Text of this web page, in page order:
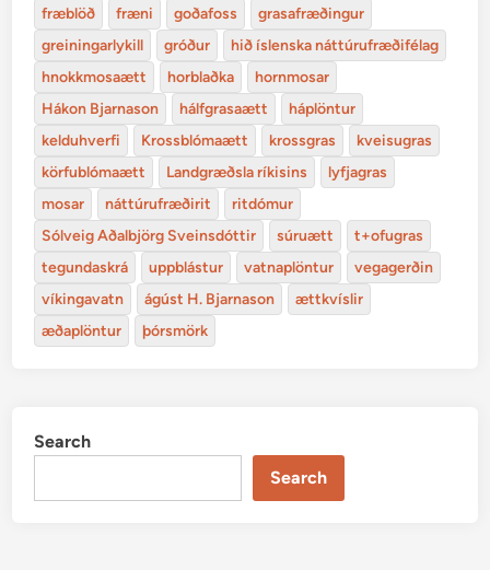
fræblöð
fræni goðafoss
grasafræðingur
greiningarlykill
gróður
hið íslenska náttúrufræðifélag
hnokkmosaætt
horblaðka
hornmosar
Hákon Bjarnason
hálfgrasaætt
háplöntur
kelduhverfi
Krossblómaætt krossgras
kveisugras
körfublómaætt
Landgræðsla ríkisins
lyfjagras
mosar
náttúrufræðirit
ritdómur
Sólveig Aðalbjörg Sveinsdóttir
súruætt
t+ofugras
tegundaskrá
uppblástur vatnaplöntur
vegagerðin
víkingavatn
ágúst H. Bjarnason
ættkvíslir
æðaplöntur
þórsmörk
Search
Search